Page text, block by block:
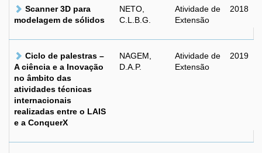
Scanner 3D para
modelagem de sólidos
NETO,
C.L.B.G.
Atividade de
Extensão
2018
Ciclo de palestras –
A ciência e a Inovação
no âmbito das
atividades técnicas
internacionais
realizadas entre o LAIS
e a ConquerX
NAGEM,
D.A.P.
Atividade de
Extensão
2019